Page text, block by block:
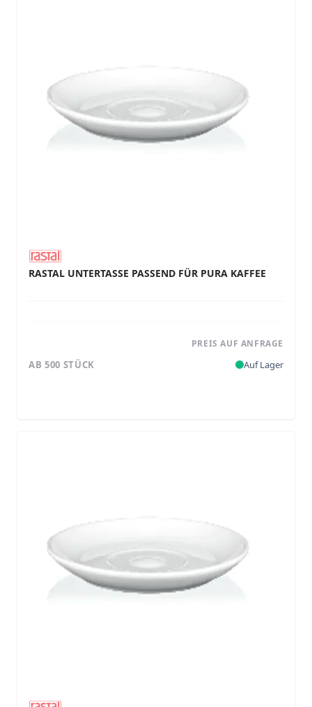
RASTAL UNTERTASSE PASSEND FÜR PURA KAFFEE
PREIS AUF ANFRAGE
AB 500 STÜCK Auf Lager